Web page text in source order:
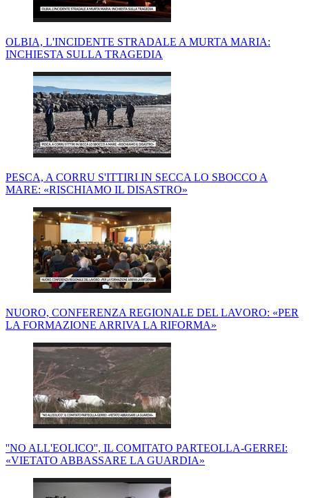
OLBIA, L'INCIDENTE STRADALE A MURTA MARIA:
INCHIESTA SULLA TRAGEDIA
PESCA, A CORRU S'ITTIRI IN SECCA LO SBOCCO A
MARE: «RISCHIAMO IL DISASTRO»
NUORO, CONFERENZA REGIONALE DEL LAVORO: «PER
LA FORMAZIONE ARRIVA LA RIFORMA»
''NO ALL'EOLICO'', IL COMITATO PARTEOLLA-GERREI:
«VIETATO ABBASSARE LA GUARDIA»